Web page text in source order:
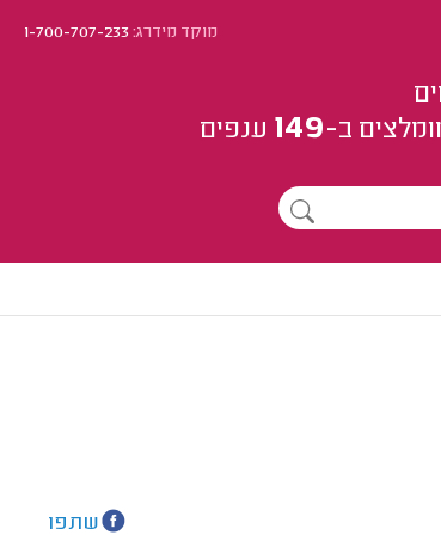
מוקד מידרג:1-700-707-233
ב-149 ענפים
שתפו